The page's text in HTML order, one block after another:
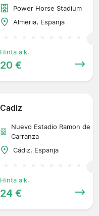
Power Horse Stadium
Almeria, Espanja
Hinta alk.
20 €
Cadiz
Nuevo Estadio Ramon de
Carranza
Cádiz, Espanja
Hinta alk.
24 €